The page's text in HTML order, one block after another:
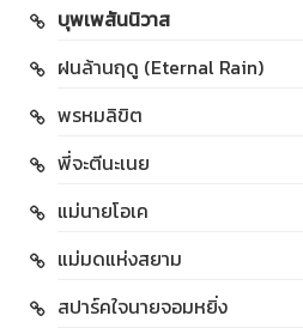
บุพเพสันนิวาส
ฝนล้านฤดู (Eternal Rain)
พรหมลิขิต
พี่จะตีนะเนย
แม่นายโอเค
แม่มดแห่งสยาม
สปาร์คใจนายจอมหยิ่ง